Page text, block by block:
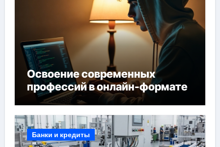
Освоение современных
профессий в онлайн-формате
Банки и кредиты